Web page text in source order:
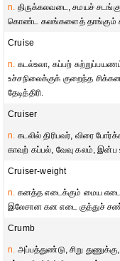
n. திருக்கலவடை, சமயச்
கொண்ட கலங்களைத் தாங்கும்
Cruise
n. கடல்உலா, கப்பற்
உச்சநிலைக்குக் குறைந்த
தேடித்திரி.
Cruiser
n. கடலில் திரிபவர், விரை
காவற் கப்பல், வேவு கலம், இன்ப
Cruiser-weight
n. கனத்த எடைக்கும் மைய
இலேசான கன எடை குத்துச்
Crumb
n. அப்பத்துண்டு, சிறு